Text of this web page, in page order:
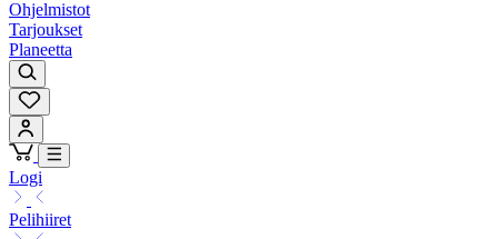
Ohjelmistot
Tarjoukset
Planeetta
Logi
Pelihiiret